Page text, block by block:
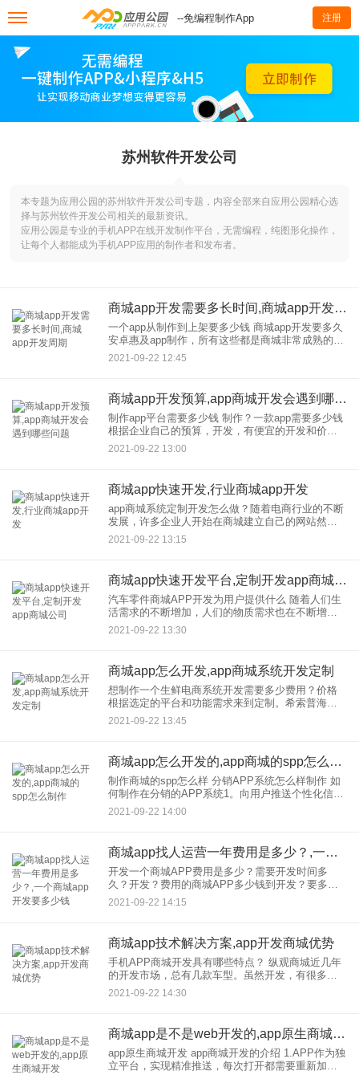
--免编程制作App 注册
苏州软件开发公司
本专题为应用公园的苏州软件开发公司专题，内容全部来自应用公园精心选
择与苏州软件开发公司相关的最新资讯。
应用公园是专业的手机APP在线开发制作平台，无需编程，纯图形化操作，
让每个人都能成为手机APP应用的制作者和发布者。
商城app开发需要多长时间,商城app开发周期
一个app从制作到上架要多少钱 商城app开发要多久
安卓惠及app制作，所有这些都是商城非常成熟的
APP解决方案从产品讨论到制作，开发，推出了整
2021-09-22 12:45
商城app开发预算,app商城开发会遇到哪些问题
制作app平台需要多少钱 制作？一款app需要多少钱
根据企业自己的预算，开发，有便宜的开发和价
格，开发有贵的价格一般来说，开发、商城中的价
格还是在几万元左右。今天，希索普边肖将和大家
2021-09-22 13:00
商城app快速开发,行业商城app开发
app商城系统定制开发怎么做？随着电商行业的不断
发展，许多企业人开始在商城建立自己的网站然
而，许多企业人并不知道专门从事技术的开发，所
以许多企业人也选择了找第三方开发企业来做。那
2021-09-22 13:15
商城app快速开发平台,定制开发app商城公司
汽车零件商城APP开发为用户提供什么 随着人们生
活需求的不断增加，人们的物质需求也在不断增
加。汽车就是其中之一。汽车数量的增加引起了开
发和商城的汽车零部件市场为了完美迎合市场需
2021-09-22 13:30
商城app怎么开发,app商城系统开发定制
想制作一个生鲜电商系统开发需要多少费用？价格
根据选定的平台和功能需求来到定制。希索普海事
公司在开发，电商有18年的经验我们已经为成千上
万的企业，人建立了一个在线商城网站，我们需要
2021-09-22 13:45
商城app怎么开发的,app商城的spp怎么制作
制作商城的spp怎么样 分销APP系统怎么样制作 如
何制作在分销的APP系统1。向用户推送个性化信
息，提高用户的活跃度和粘性。2.自建商城电商分销
模式可为企业，提供全渠道电商解决方案为商
2021-09-22 14:00
商城app找人运营一年费用是多少？,一个商城app开发要多少钱
开发一个商城APP费用是多少？需要开发时间多
久？开发？费用的商城APP多少钱到开发？要多长
时间 在移动互联网时代，被很多人认可。用户可以
轻松方便地打开应用程序，更好地体验应用程序呈
2021-09-22 14:15
商城app技术解决方案,app开发商城优势
手机APP商城开发具有哪些特点？ 纵观商城近几年
的开发市场，总有几款车型。虽然开发，有很多企
业，但是来自开发的软件似乎没有市场，原因是什
么？让APP受大众欢迎？以下是筷子云小编的分
2021-09-22 14:30
商城app是不是web开发的,app原生商城开发
app原生商城开发 app商城开发的介绍 1.APP作为独
立平台，实现精准推送，每次打开都需要重新加